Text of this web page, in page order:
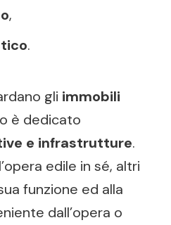
,
.
gli immobili
è dedicato
e infrastrutture.
edile in sé, altri
funzione ed alla
dall’opera o